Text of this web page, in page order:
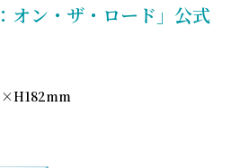
オン・ザ・ロード」公式